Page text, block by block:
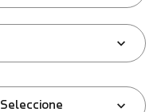
Seleccione